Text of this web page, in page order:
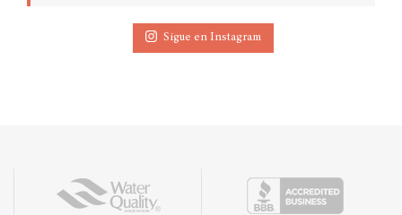
Sigue en Instagram